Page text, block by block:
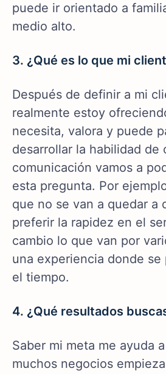
puede ir orientado a
medio alto.
3. ¿Qué es lo que mi
Después de definir a mi
realmente estoy
necesita, valora y puede
desarrollar la habilidad de
comunicación vamos a
esta pregunta. Por
que no se van a quedar a
preferir la rapidez en el
cambio lo que van por
una experiencia donde se
el tiempo.
4. ¿Qué resultados
Saber mi meta me ayuda
muchos negocios